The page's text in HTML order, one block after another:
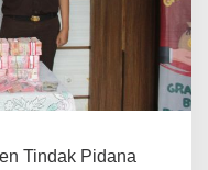
Tindak Pidana